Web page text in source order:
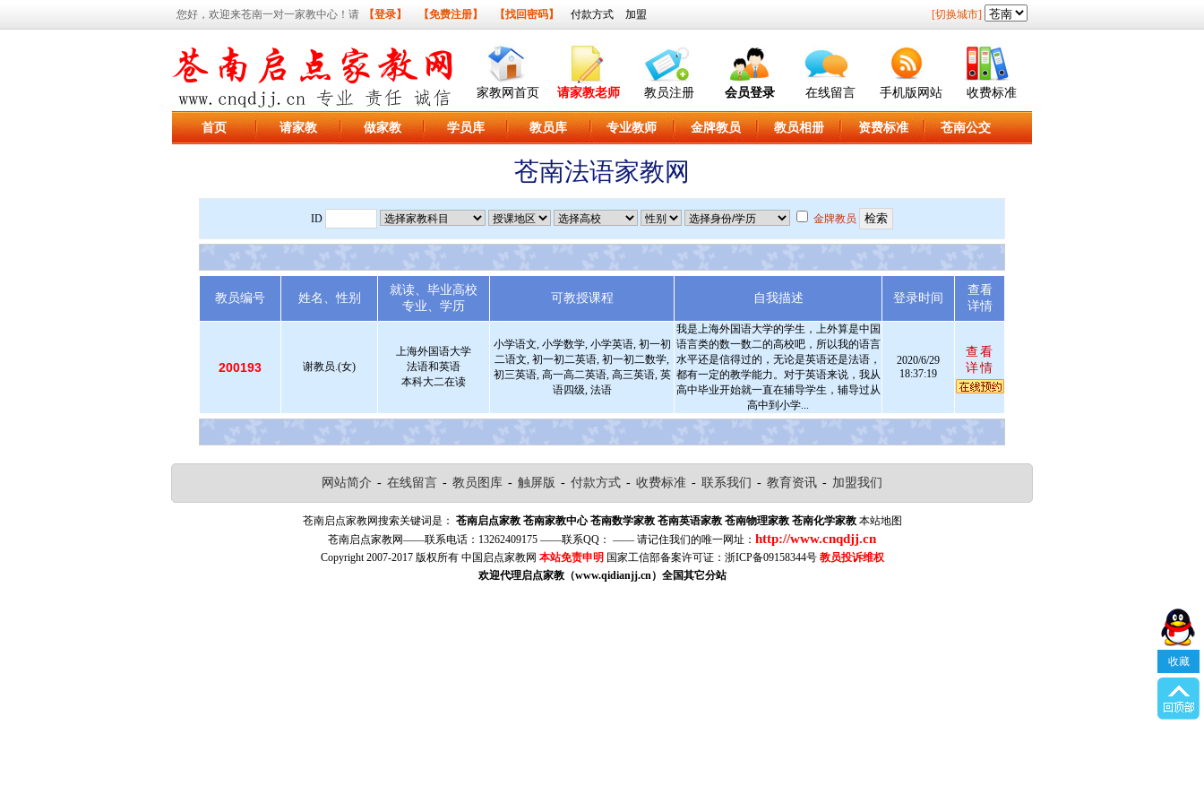
您好，欢迎来苍南一对一家教中心！请 【登录】 【免费注册】 【找回密码】 付款方式 加盟 [切换城市]
家教网首页 请家教老师 教员注册 会员登录 在线留言 手机版网站 收费标准
收藏
首页 请家教 做家教 学员库 教员库 专业教师 金牌教员 教员相册 资费标准 苍南公交
苍南法语家教网
ID 金牌教员
教员编号 姓名、性别
就读、毕业高校
专业、学历
可教授课程 自我描述 登录时间
查看
详情
200193 谢教员.(女)
上海外国语大学
法语和英语
本科大二在读
小学语文, 小学数学, 小学英语, 初一初
二语文, 初一初二英语, 初一初二数学,
初三英语, 高一高二英语, 高三英语, 英
语四级, 法语
我是上海外国语大学的学生，上外算是中国
语言类的数一数二的高校吧，所以我的语言
水平还是信得过的，无论是英语还是法语，
都有一定的教学能力。对于英语来说，我从
高中毕业开始就一直在辅导学生，辅导过从
高中到小学...
2020/6/29
18:37:19
查看
详情
网站简介 - 在线留言 - 教员图库 - 触屏版 - 付款方式 - 收费标准 - 联系我们 - 教育资讯 - 加盟我们
苍南启点家教网搜索关键词是： 苍南启点家教 苍南家教中心 苍南数学家教 苍南英语家教 苍南物理家教 苍南化学家教 本站地图
苍南启点家教网——联系电话：13262409175 ——联系QQ： —— 请记住我们的唯一网址： http://www.cnqdjj.cn
Copyright 2007-2017 版权所有 中国启点家教网 本站免责申明 国家工信部备案许可证：浙ICP备09158344号 教员投诉维权
欢迎代理启点家教（www.qidianjj.cn）全国其它分站